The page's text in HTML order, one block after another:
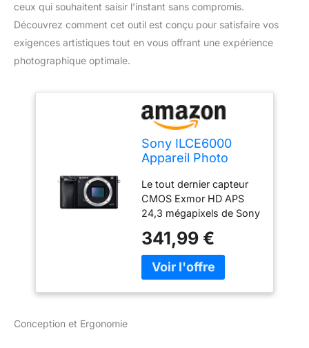
ceux qui souhaitent saisir l’instant sans compromis.
Découvrez comment cet outil est conçu pour satisfaire vos
exigences artistiques tout en vous offrant une expérience
photographique optimale.
Sony ILCE6000
Appareil Photo
Boitier Nu, Capteur
APSC, 24,3 Mpix,
Autofocus
UltraRapide Noir
Le tout dernier capteur
CMOS Exmor HD APS
24,3 mégapixels de Sony
automatique Fast Hybrid
avancée ; SVGA Tru-
Finder. Capteur CMOS
341,99 €
Conception et Ergonomie